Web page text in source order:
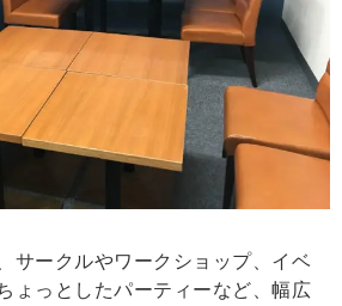
サークルやワークショップ、イベ
ょっとしたパーティーなど、幅広